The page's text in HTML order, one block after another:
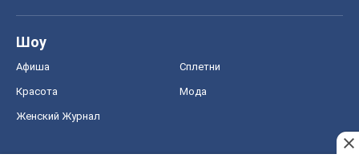
Шоу
Афиша Сплетни
Красота Мода
Женский Журнал